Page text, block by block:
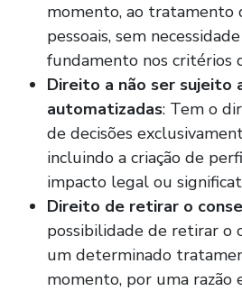
momento, ao tratamento
pessoais, sem
fundamento nos critérios
Direito a não ser sujeito
automatizadas: Tem o
de decisões
incluindo a criação de
impacto legal ou
Direito de retirar o
possibilidade de retirar o
um determinado
momento, por uma razão